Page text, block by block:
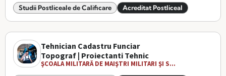
Studii Postliceale de Calificare Acreditat Postliceal
Tehnician Cadastru Funciar
Topograf | Proiectanti Tehnic
ŞCOALA MILITARĂ DE MAIŞTRI MILITARI ŞI S...